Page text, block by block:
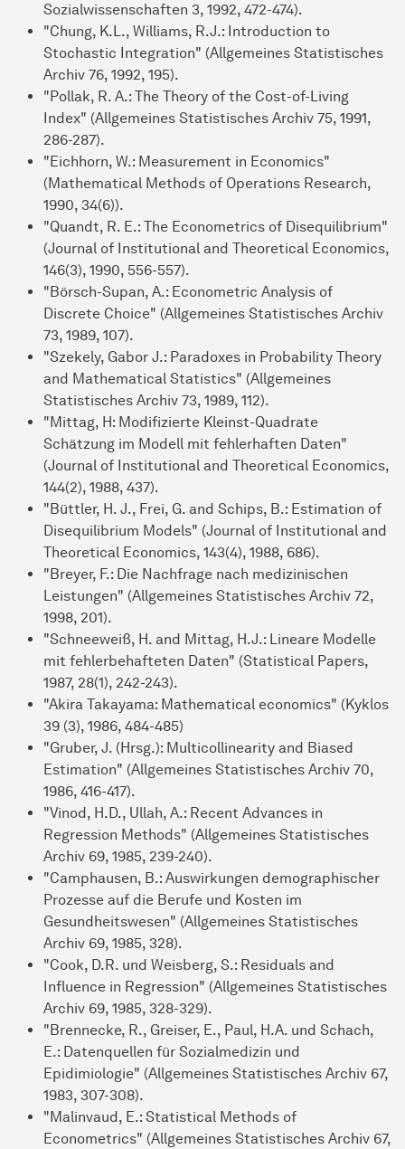
Sozialwissenschaften 3, 1992, 472-474).
"Chung, K.L., Williams, R.J.: Introduction to
Stochastic Integration" (Allgemeines Statistisches
Archiv 76, 1992, 195).
"Pollak, R. A.: The Theory of the Cost-of-Living
Index" (Allgemeines Statistisches Archiv 75, 1991,
286-287).
"Eichhorn, W.: Measurement in Economics"
(Mathematical Methods of Operations Research,
1990, 34(6)).
"Quandt, R. E.: The Econometrics of Disequilibrium"
(Journal of Institutional and Theoretical Economics,
146(3), 1990, 556-557).
"Börsch-Supan, A.: Econometric Analysis of
Discrete Choice" (Allgemeines Statistisches Archiv
73, 1989, 107).
"Szekely, Gabor J.: Paradoxes in Probability Theory
and Mathematical Statistics" (Allgemeines
Statistisches Archiv 73, 1989, 112).
"Mittag, H: Modifizierte Kleinst-Quadrate
Schätzung im Modell mit fehlerhaften Daten"
(Journal of Institutional and Theoretical Economics,
144(2), 1988, 437).
"Büttler, H. J., Frei, G. and Schips, B.: Estimation of
Disequilibrium Models" (Journal of Institutional and
Theoretical Economics, 143(4), 1988, 686).
"Breyer, F.: Die Nachfrage nach medizinischen
Leistungen" (Allgemeines Statistisches Archiv 72,
1998, 201).
"Schneeweiß, H. and Mittag, H.J.: Lineare Modelle
mit fehlerbehafteten Daten" (Statistical Papers,
1987, 28(1), 242-243).
"Akira Takayama: Mathematical economics" (Kyklos
39 (3), 1986, 484-485)
"Gruber, J. (Hrsg.): Multicollinearity and Biased
Estimation" (Allgemeines Statistisches Archiv 70,
1986, 416-417).
"Vinod, H.D., Ullah, A.: Recent Advances in
Regression Methods" (Allgemeines Statistisches
Archiv 69, 1985, 239-240).
"Camphausen, B.: Auswirkungen demographischer
Prozesse auf die Berufe und Kosten im
Gesundheitswesen" (Allgemeines Statistisches
Archiv 69, 1985, 328).
"Cook, D.R. und Weisberg, S.: Residuals and
Influence in Regression" (Allgemeines Statistisches
Archiv 69, 1985, 328-329).
"Brennecke, R., Greiser, E., Paul, H.A. und Schach,
E.: Datenquellen für Sozialmedizin und
Epidimiologie" (Allgemeines Statistisches Archiv 67,
1983, 307-308).
"Malinvaud, E.: Statistical Methods of
Econometrics" (Allgemeines Statistisches Archiv 67,